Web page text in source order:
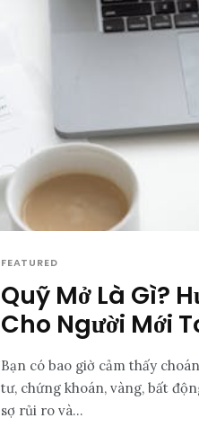
FEATURED
Quỹ Mở Là Gì?
Cho Người Mới
Bạn có bao giờ cảm thấy
tư, chứng khoán, vàng, bất
sợ rủi ro và...